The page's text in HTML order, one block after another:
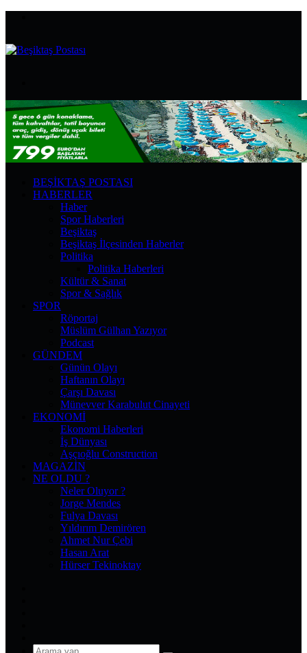
...
BEŞIKTAŞ POSTASI
HABERLER
Haber
Spor Haberleri
Beşiktaş
Beşiktaş İlçesinden Haberler
Politika
Politika Haberleri
Kültür & Sanat
Spor & Sağlık
SPOR
Röportaj
Müslüm Gülhan Yazıyor
Podcast
GÜNDEM
Günün Olayı
Haftanın Olayı
Çarşı Davası
Münevver Karabulut Cinayeti
EKONOMI
Ekonomi Haberleri
İş Dünyası
Aşçıoğlu Construction
MAGAZIN
NE OLDU ?
Neler Oluyor ?
Jorge Mendes
Fulya Davası
Yıldırım Demirören
Ahmet Nur Çebi
Hasan Arat
Hürser Tekinoktay